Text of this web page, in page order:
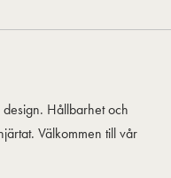
Hållbarhet och
Välkommen till vår